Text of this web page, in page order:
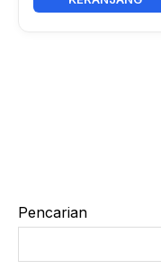
Pencarian